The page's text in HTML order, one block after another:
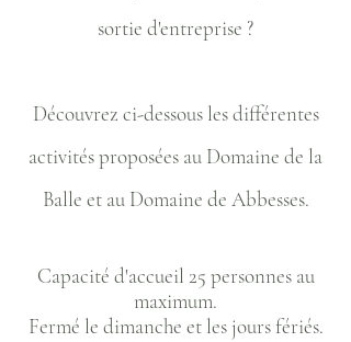
sortie d'entreprise ?
Découvrez ci-dessous les différentes
activités proposées au Domaine de la
Balle et au Domaine de Abbesses.
Capacité d'accueil 25 personnes au
maximum.
Fermé le dimanche et les jours fériés.